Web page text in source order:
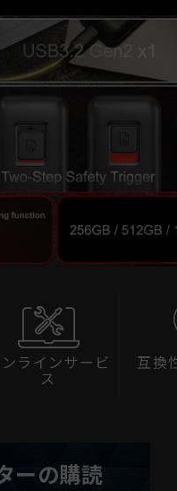
ラインサービ
ス
互換
ーの購読